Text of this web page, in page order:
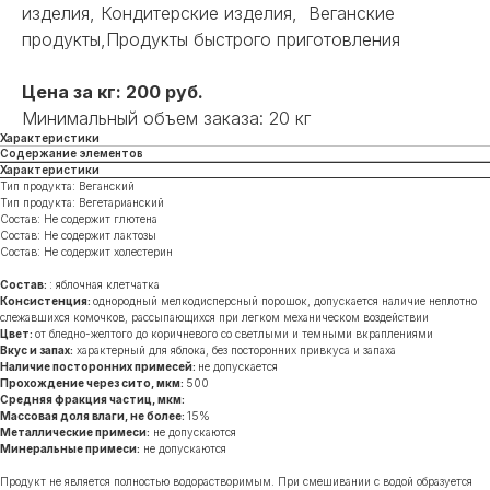
изделия, Кондитерские изделия, Веганские
продукты,Продукты быстрого приготовления
Цена за кг: 200 руб.
Минимальный объем заказа: 20 кг
Характеристики
Содержание элементов
Характеристики
Тип продукта: Веганский
Тип продукта: Вегетарианский
Состав: Не содержит глютена
Состав: Не содержит лактозы
Состав: Не содержит холестерин
Состав: : яблочная клетчатка
Консистенция: однородный мелкодисперсный порошок, допускается наличие неплотно
слежавшихся комочков, рассыпающихся при легком механическом воздействии
Цвет: от бледно-желтого до коричневого со светлыми и темными вкраплениями
Вкус и запах: характерный для яблока, без посторонних привкуса и запаха
Наличие посторонних примесей: не допускается
Прохождение через сито, мкм: 500
Средняя фракция частиц, мкм:
Массовая доля влаги, не более: 15%
Металлические примеси: не допускаются
Минеральные примеси: не допускаются
Продукт не является полностью водорастворимым. При смешивании с водой образуется